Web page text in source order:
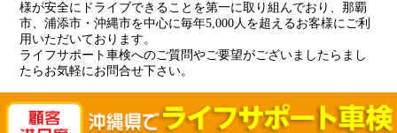
様が安全にドライブできることを第一に取り組んでおり、那覇
市、浦添市・沖縄市を中心に毎年5,000人を超えるお客様にご利
用いただいております。
ライフサポート車検へのご質問やご要望がございましたらまし
たらお気軽にお問合せ下さい。